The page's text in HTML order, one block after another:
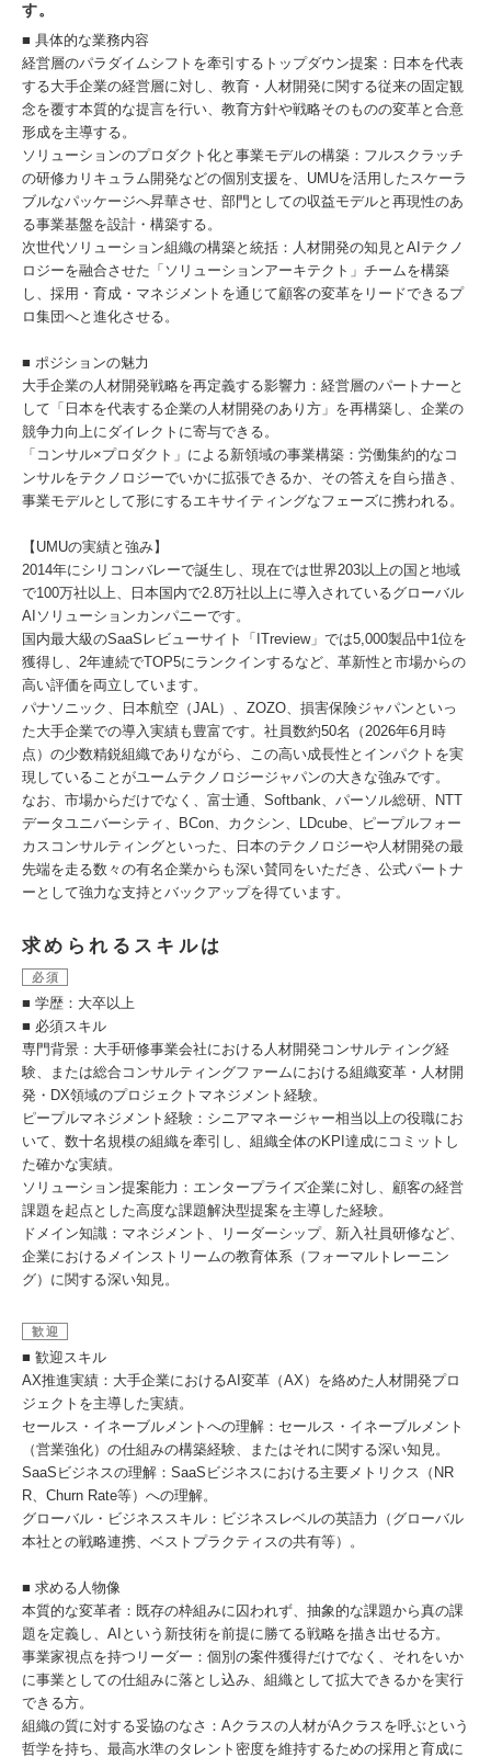
す。
■ 具体的な業務内容
経営層のパラダイムシフトを牽引するトップダウン提案：日本を代表
する大手企業の経営層に対し、教育・人材開発に関する従来の固定観
念を覆す本質的な提言を行い、教育方針や戦略そのものの変革と合意
形成を主導する。
ソリューションのプロダクト化と事業モデルの構築：フルスクラッチ
の研修カリキュラム開発などの個別支援を、UMUを活用したスケーラ
ブルなパッケージへ昇華させ、部門としての収益モデルと再現性のあ
る事業基盤を設計・構築する。
次世代ソリューション組織の構築と統括：人材開発の知見とAIテクノ
ロジーを融合させた「ソリューションアーキテクト」チームを構築
し、採用・育成・マネジメントを通じて顧客の変革をリードできるプ
ロ集団へと進化させる。
■ ポジションの魅力
大手企業の人材開発戦略を再定義する影響力：経営層のパートナーと
して「日本を代表する企業の人材開発のあり方」を再構築し、企業の
競争力向上にダイレクトに寄与できる。
「コンサル×プロダクト」による新領域の事業構築：労働集約的なコ
ンサルをテクノロジーでいかに拡張できるか、その答えを自ら描き、
事業モデルとして形にするエキサイティングなフェーズに携われる。
【UMUの実績と強み】
2014年にシリコンバレーで誕生し、現在では世界203以上の国と地域
で100万社以上、日本国内で2.8万社以上に導入されているグローバル
AIソリューションカンパニーです。
国内最大級のSaaSレビューサイト「ITreview」では5,000製品中1位を
獲得し、2年連続でTOP5にランクインするなど、革新性と市場からの
高い評価を両立しています。
パナソニック、日本航空（JAL）、ZOZO、損害保険ジャパンといっ
た大手企業での導入実績も豊富です。社員数約50名（2026年6月時
点）の少数精鋭組織でありながら、この高い成長性とインパクトを実
現していることがユームテクノロジージャパンの大きな強みです。
なお、市場からだけでなく、富士通、Softbank、パーソル総研、NTT
データユニバーシティ、BCon、カクシン、LDcube、ピープルフォー
カスコンサルティングといった、日本のテクノロジーや人材開発の最
先端を走る数々の有名企業からも深い賛同をいただき、公式パートナ
ーとして強力な支持とバックアップを得ています。
求められるスキルは
必須
■ 学歴：大卒以上
■ 必須スキル
専門背景：大手研修事業会社における人材開発コンサルティング経
験、または総合コンサルティングファームにおける組織変革・人材開
発・DX領域のプロジェクトマネジメント経験。
ピープルマネジメント経験：シニアマネージャー相当以上の役職にお
いて、数十名規模の組織を牽引し、組織全体のKPI達成にコミットし
た確かな実績。
ソリューション提案能力：エンタープライズ企業に対し、顧客の経営
課題を起点とした高度な課題解決型提案を主導した経験。
ドメイン知識：マネジメント、リーダーシップ、新入社員研修など、
企業におけるメインストリームの教育体系（フォーマルトレーニン
グ）に関する深い知見。
歓迎
■ 歓迎スキル
AX推進実績：大手企業におけるAI変革（AX）を絡めた人材開発プロ
ジェクトを主導した実績。
セールス・イネーブルメントへの理解：セールス・イネーブルメント
（営業強化）の仕組みの構築経験、またはそれに関する深い知見。
SaaSビジネスの理解：SaaSビジネスにおける主要メトリクス（NR
R、Churn Rate等）への理解。
グローバル・ビジネススキル：ビジネスレベルの英語力（グローバル
本社との戦略連携、ベストプラクティスの共有等）。
■ 求める人物像
本質的な変革者：既存の枠組みに囚われず、抽象的な課題から真の課
題を定義し、AIという新技術を前提に勝てる戦略を描き出せる方。
事業家視点を持つリーダー：個別の案件獲得だけでなく、それをいか
に事業としての仕組みに落とし込み、組織として拡大できるかを実行
できる方。
組織の質に対する妥協のなさ：Aクラスの人材がAクラスを呼ぶという
哲学を持ち、最高水準のタレント密度を維持するための採用と育成に